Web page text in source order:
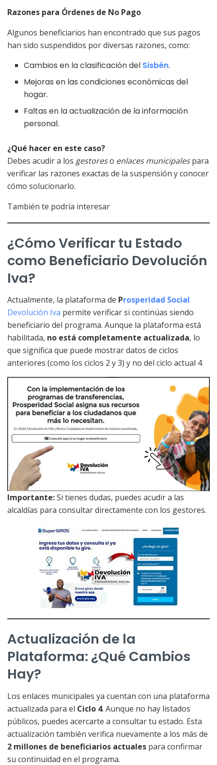
Razones para Órdenes de No Pago
Algunos beneficiarios han encontrado que sus pagos
han sido suspendidos por diversas razones, como:
Cambios en la clasificación del Sisbén.
Mejoras en las condiciones económicas del
hogar.
Faltas en la actualización de la información
personal.
¿Qué hacer en este caso?
Debes acudir a los gestoreso enlaces municipalespara
verificar las razones exactas de la suspensión y conocer
cómo solucionarlo.
También te podría interesar
¿Cómo Verificar tu Estado
como Beneficiario Devolución
Iva?
Actualmente, la plataforma de Prosperidad Social
Devolución Iva permite verificar si continúas siendo
beneficiario del programa. Aunque la plataforma está
habilitada, no está completamente actualizada, lo
que significa que puede mostrar datos de ciclos
anteriores (como los ciclos 2 y 3) y no del ciclo actual 4
Importante:Si tienes dudas, puedes acudir a las
alcaldías para consultar directamente con los gestores.
Actualización de la
Plataforma: ¿Qué Cambios
Hay?
Los enlaces municipales ya cuentan con una plataforma
actualizada para el Ciclo 4. Aunque no hay listados
públicos, puedes acercarte a consultar tu estado. Esta
actualización también verifica nuevamente a los más de
2 millones de beneficiarios actuales para confirmar
su continuidad en el programa.